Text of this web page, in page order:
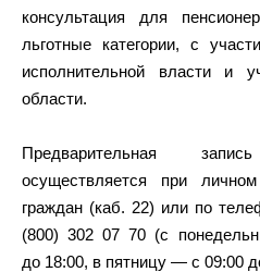
консультация для
льготные категории, с
исполнительной власти и
области.
Предварительная
осуществляется при
граждан (каб. 22) или по
(800) 302 07 70 (с
до 18:00, в пятницу — с 09:00